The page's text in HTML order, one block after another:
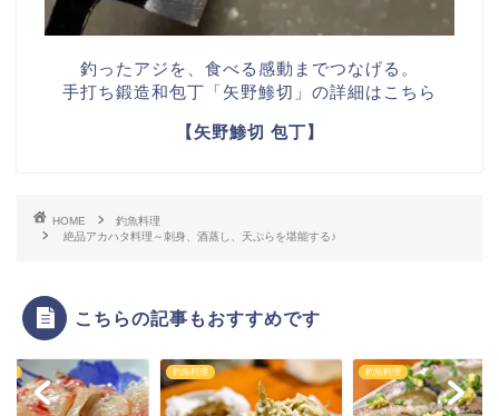
釣ったアジを、食べる感動までつなげる。
手打ち鍛造和包丁「矢野鯵切」の詳細はこちら
【矢野鯵切 包丁】
HOME
釣魚料理
絶品アカハタ料理～刺身、酒蒸し、天ぷらを堪能する♪
こちらの記事もおすすめです
釣魚料理 釣魚料理